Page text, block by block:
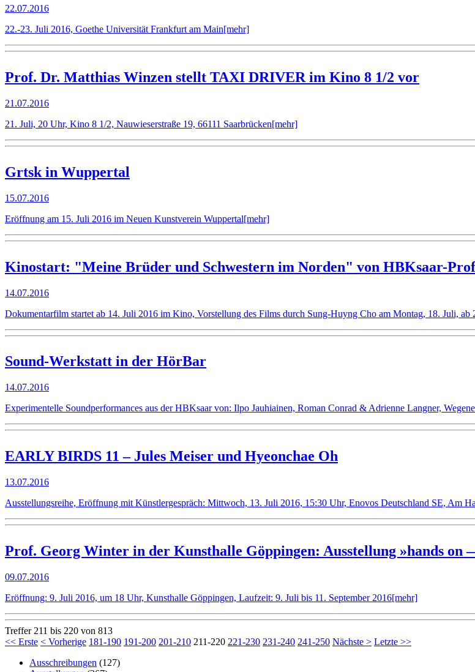
22.07.2016
22.-23. Juli 2016, Goethe Universität Frankfurt am Main[mehr]
Prof. Dr. Matthias Winzen stellt TAXI DRIVER im Kino 8 1/2 vor
21.07.2016
21. Juli, 20 Uhr, Kino 8 1/2, Nauwieserstraße 19, 66111 Saarbrücken[mehr]
Grtsk in Wuppertal
15.07.2016
Eröffnung am 15. Juli 2016 im Neuen Kunstverein Wuppertal[mehr]
Kinostart: "Meine Brüder und Schwestern im Norden" von HBKsaar-
14.07.2016
Dokumentarfilm startet ab 14. Juli 2016 im Kino, Vorstellung des Films durch Sung-Huyng Cho am Montag, 18. Juli, ab
Sound-Werkstatt in der HörBar
14.07.2016
Experimentelle Soundperformances aus der HBKsaar von: Ilpo Jauhiainen, Roman Conrad & Adrienne Langner,
EARLY BIRDS 11 – Jules Meiser und Hyeonchae Oh
13.07.2016
Ausstellungsreihe, Eröffnung mit Künstlergespräch: Mittwoch, 13. Juli 2016, 15:30 Uhr, Enovos Deutschland SE, Am
Prof. Georg Winter in der Kunsthalle Göppingen: Ausstellung »hands
09.07.2016
Eröffnung: 9. Juli 2016, um 18 Uhr, Kunsthalle Göppingen, Laufzeit: 9. Juli bis 11. September 2016[mehr]
Treffer 211 bis 220 von 813
<< Erste < Vorherige 181-190 191-200 201-210 211-220 221-230 231-240 241-250 Nächste > Letzte >>
Ausschreibungen (127)